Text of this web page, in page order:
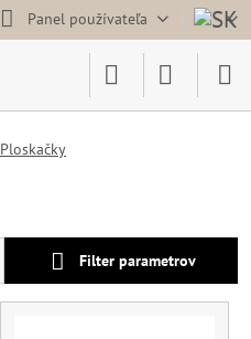
Panel používateľa
Ploskačky
Filter parametrov